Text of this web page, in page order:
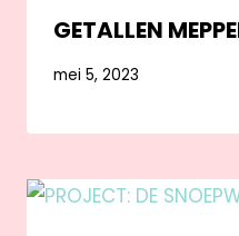
GETALLEN
mei 5, 2023